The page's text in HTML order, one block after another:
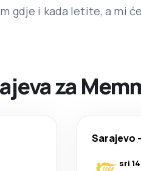
gdje i kada letite, a mi
za
Sarajevo -
sri